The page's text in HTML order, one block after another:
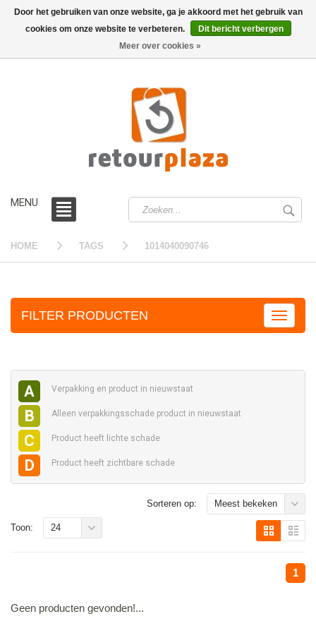
MENU
HOME TAGS 1014040090746
FILTER PRODUCTEN
A Verpakking en product in nieuwstaat
B Alleen verpakkingsschade product in nieuwstaat
C Product heeft lichte schade
D Product heeft zichtbare schade
Sorteren op: Meest bekeken
1
Toon: 24
Geen producten gevonden!...
Door het gebruiken van onze website, ga je akkoord met het gebruik van
cookies om onze website te verbeteren.
Dit bericht verbergen
Meer over cookies »